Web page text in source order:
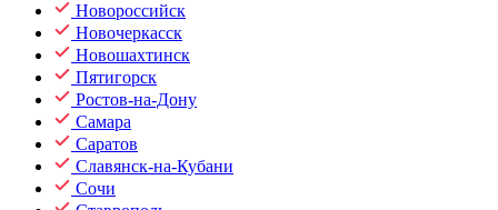
Новороссийск
Новочеркасск
Новошахтинск
Пятигорск
Ростов-на-Дону
Самара
Саратов
Славянск-на-Кубани
Сочи